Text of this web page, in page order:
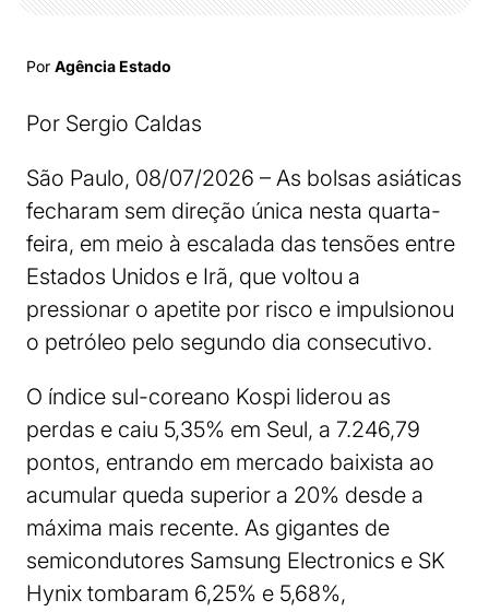
Por Agência Estado
Por Sergio Caldas
São Paulo, 08/07/2026 – As bolsas asiáticas
fecharam sem direção única nesta quarta-
feira, em meio à escalada das tensões entre
Estados Unidos e Irã, que voltou a
pressionar o apetite por risco e impulsionou
o petróleo pelo segundo dia consecutivo.
O índice sul-coreano Kospi liderou as
perdas e caiu 5,35% em Seul, a 7.246,79
pontos, entrando em mercado baixista ao
acumular queda superior a 20% desde a
máxima mais recente. As gigantes de
semicondutores Samsung Electronics e SK
Hynix tombaram 6,25% e 5,68%,